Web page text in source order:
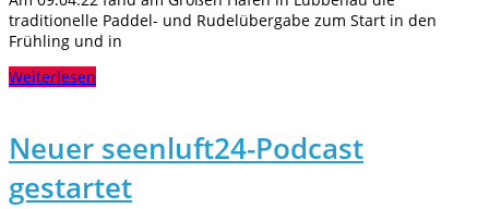
traditionelle Paddel- und Rudelübergabe zum Start in den
Frühling und in
Weiterlesen
Neuer seenluft24-Podcast
gestartet